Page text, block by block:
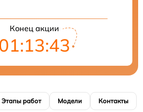
Конец акции
Этапы работ Модели Контакты